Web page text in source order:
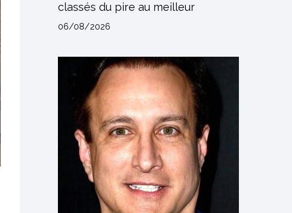
classés du pire au meilleur
06/08/2026